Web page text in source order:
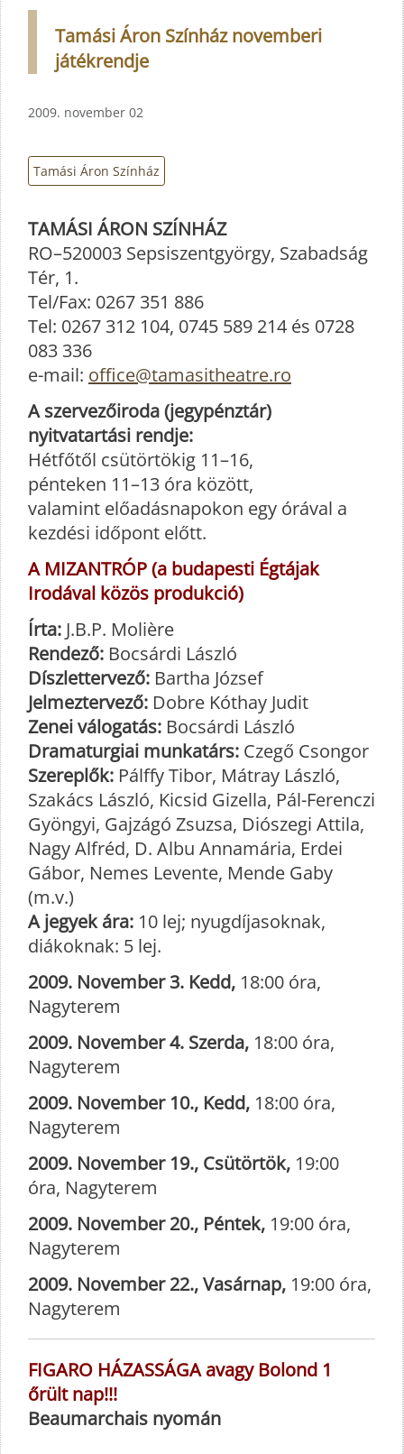
Tamási Áron Színház novemberi
játékrendje
2009. november 02
Tamási Áron Színház
TAMÁSI ÁRON SZÍNHÁZ
RO–520003 Sepsiszentgyörgy, Szabadság
Tér, 1.
Tel/Fax: 0267 351 886
Tel: 0267 312 104, 0745 589 214 és 0728
083 336
e-mail: office@tamasitheatre.ro
A szervezőiroda (jegypénztár)
nyitvatartási rendje:
Hétfőtől csütörtökig 11–16,
pénteken 11–13 óra között,
valamint előadásnapokon egy órával a
kezdési időpont előtt.
A MIZANTRÓP (a budapesti Égtájak
Irodával közös produkció)
Írta: J.B.P. Molière
Rendező: Bocsárdi László
Díszlettervező: Bartha József
Jelmeztervező: Dobre Kóthay Judit
Zenei válogatás: Bocsárdi László
Dramaturgiai munkatárs: Czegő Csongor
Szereplők: Pálffy Tibor, Mátray László,
Szakács László, Kicsid Gizella, Pál-Ferenczi
Gyöngyi, Gajzágó Zsuzsa, Diószegi Attila,
Nagy Alfréd, D. Albu Annamária, Erdei
Gábor, Nemes Levente, Mende Gaby
(m.v.)
A jegyek ára: 10 lej; nyugdíjasoknak,
diákoknak: 5 lej.
2009. November 3. Kedd, 18:00 óra,
Nagyterem
2009. November 4. Szerda, 18:00 óra,
Nagyterem
2009. November 10., Kedd, 18:00 óra,
Nagyterem
2009. November 19., Csütörtök, 19:00
óra, Nagyterem
2009. November 20., Péntek, 19:00 óra,
Nagyterem
2009. November 22., Vasárnap, 19:00 óra,
Nagyterem
FIGARO HÁZASSÁGA avagy Bolond 1
őrült nap!!!
Beaumarchais nyomán